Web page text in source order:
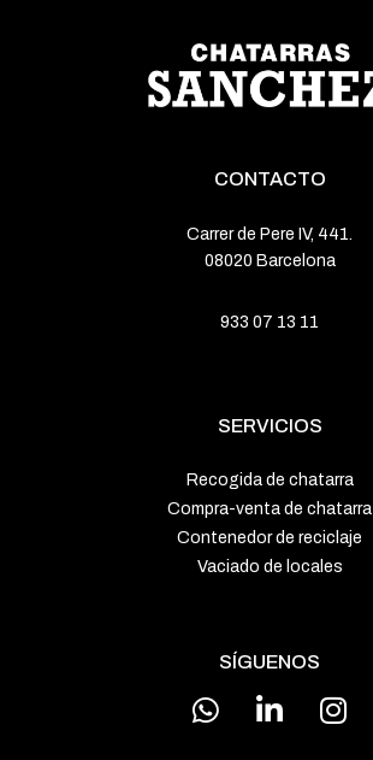
CONTACTO
Carrer de Pere IV, 441.
08020 Barcelona
933 07 13 11
SERVICIOS
Recogida de chatarra
Compra-venta de chatarra
Contenedor de reciclaje
Vaciado de locales
SÍGUENOS